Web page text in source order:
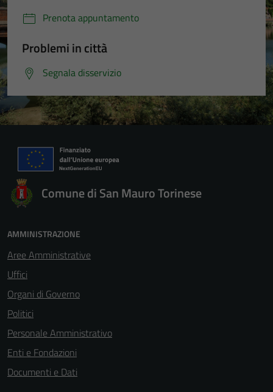
Prenota appuntamento
Problemi in città
Segnala disservizio
Comune di San Mauro Torinese
AMMINISTRAZIONE
Aree Amministrative
Uffici
Organi di Governo
Politici
Personale Amministrativo
Enti e Fondazioni
Documenti e Dati